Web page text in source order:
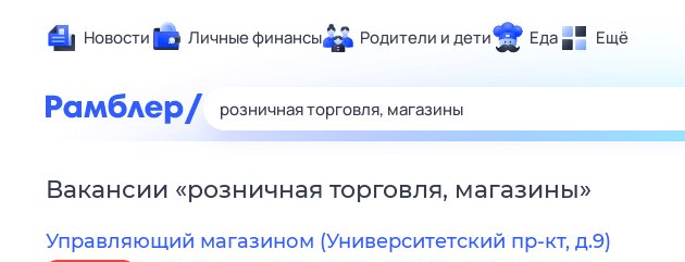
Новости Личные финансы Родители и дети Еда Ещё
Здоровье
Развлечения и отдых
Спорт
Карьера
Вакансии «розничная торговля, магазины»
Управляющий магазином (Университетский пр-кт, д.9)